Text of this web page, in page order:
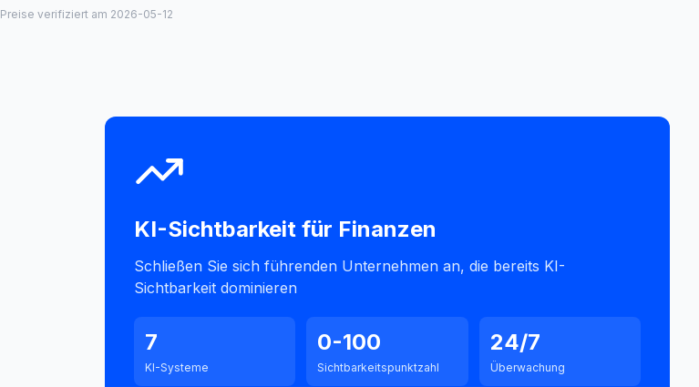
Preise verifiziert am 2026-05-12
KI-Sichtbarkeit für Finanzen
Schließen Sie sich führenden Unternehmen an, die bereits KI-
Sichtbarkeit dominieren
7
KI-Systeme
0-100
Sichtbarkeitspunktzahl
24/7
Überwachung